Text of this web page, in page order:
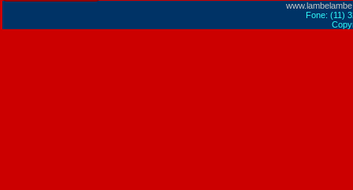
Fone: (11)